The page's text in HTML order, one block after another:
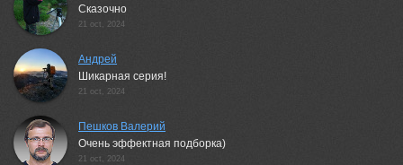
Сказочно
21 oct, 2024
Андрей
Шикарная серия!
21 oct, 2024
Пешков Валерий
Очень эффектная подборка)
21 oct, 2024